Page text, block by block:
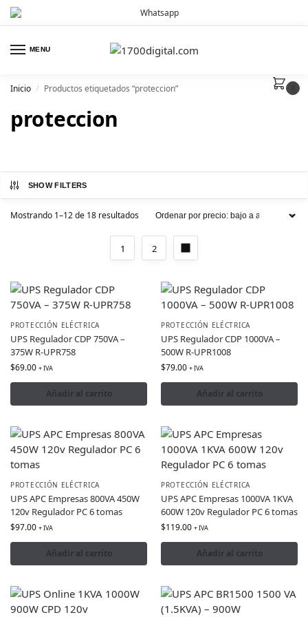
MENU
Inicio / Productos etiquetados “proteccion”
proteccion
SHOW FILTERS
Mostrando 1–12 de 18 resultados
1 2
PROTECCIÓN ELÉCTRICA
UPS Regulador CDP 750VA –
375W R-UPR758
$69.00 + IVA
Añadir al carrito
PROTECCIÓN ELÉCTRICA
UPS Regulador CDP 1000VA –
500W R-UPR1008
$79.00 + IVA
Añadir al carrito
PROTECCIÓN ELÉCTRICA
UPS APC Empresas 800VA 450W
120v Regulador PC 6 tomas
$97.00 + IVA
Añadir al carrito
PROTECCIÓN ELÉCTRICA
UPS APC Empresas 1000VA 1KVA
600W 120v Regulador PC 6 tomas
$119.00 + IVA
Añadir al carrito